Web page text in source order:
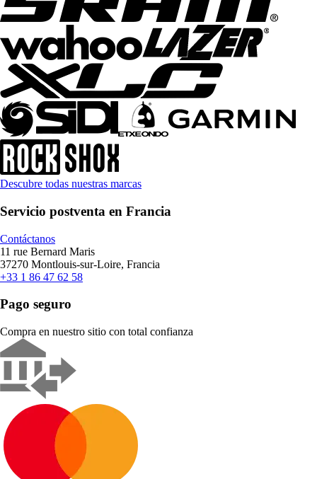
Descubre todas nuestras marcas
Servicio postventa en Francia
Contáctanos
11 rue Bernard Maris
37270 Montlouis-sur-Loire, Francia
+33 1 86 47 62 58
Pago seguro
Compra en nuestro sitio con total confianza